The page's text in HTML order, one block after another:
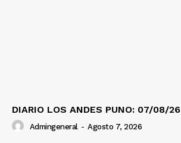
DIARIO LOS ANDES PUNO: 07/08/26
Admingeneral - Agosto 7, 2026